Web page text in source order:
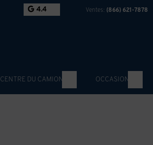
4.4 Ventes: (866) 621-7878
CENTRE DU CAMION OCCASION